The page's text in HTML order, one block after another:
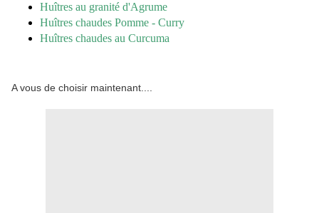
Huîtres au granité d'Agrume
Huîtres chaudes Pomme - Curry
Huîtres chaudes au Curcuma
A vous de choisir maintenant....